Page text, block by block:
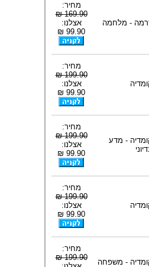
- מלחמה
מחיר:
169.90 ₪
אצלנו:
99.90 ₪
מחיר:
199.90 ₪
אצלנו:
99.90 ₪
- מדע
מחיר:
199.90 ₪
אצלנו:
99.90 ₪
מחיר:
199.90 ₪
אצלנו:
99.90 ₪
- משפחה
מחיר:
199.90 ₪